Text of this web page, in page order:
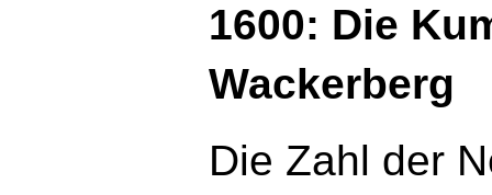
1600: Die
Wackerberg
Die Zahl der